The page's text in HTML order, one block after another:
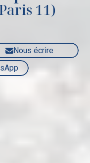
11)
Nous écrire